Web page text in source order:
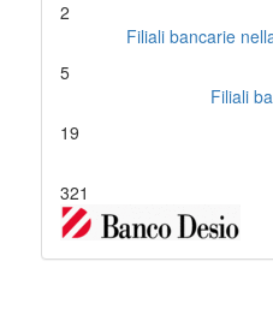
2
Filiali bancarie
5
Filiali
19
321